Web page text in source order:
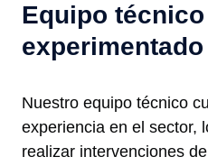
Equipo técnico
experimentado
Nuestro equipo técnico
experiencia en el sector,
realizar intervenciones